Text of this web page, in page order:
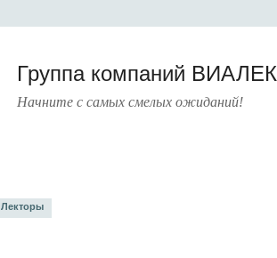
Группа компаний ВИАЛЕК
Начните с самых смелых ожиданий!
Лекторы